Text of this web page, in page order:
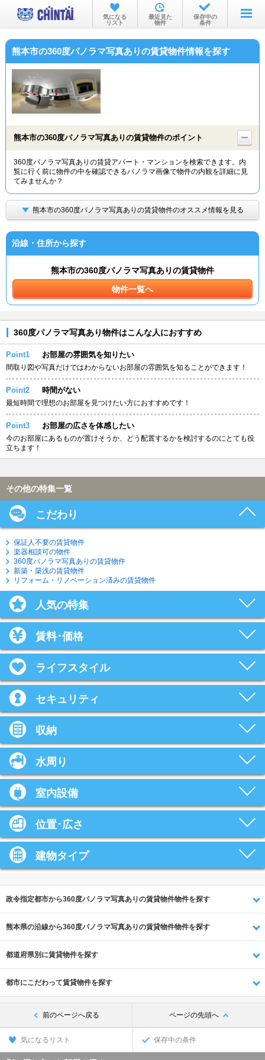
お部屋を探す
沿線・駅から
物件特集から
TOP
気になる
リスト
最近見た
物件
保存中の
条件
熊本市の360度パノラマ写真ありの賃貸物件情報を探す
熊本市の360度パノラマ写真ありの賃貸物件のポイント
360度パノラマ写真ありの賃貸アパート・マンションを検索できます。内
覧に行く前に物件の中を確認できるパノラマ画像で物件の内観を詳細に見
てみませんか？
熊本市の360度パノラマ写真ありの賃貸物件のオススメ情報を見る
沿線・住所から探す
熊本市の360度パノラマ写真ありの賃貸物件
物件一覧へ
360度パノラマ写真あり物件はこんな人におすすめ
Point1 お部屋の雰囲気を知りたい
間取り図や写真だけではわからないお部屋の雰囲気を知ることができます！
Point2 時間がない
最短時間で理想のお部屋を見つけたい方におすすめです！
Point3 お部屋の広さを体感したい
今のお部屋にあるものが置けそうか、どう配置するかを検討するのにとても役
立ちます！
その他の特集一覧
こだわり
保証人不要の賃貸物件
楽器相談可の物件
360度パノラマ写真ありの賃貸物件
新築・築浅の賃貸物件
リフォーム・リノベーション済みの賃貸物件
人気の特集
賃料･価格
ライフスタイル
セキュリティ
収納
水周り
室内設備
位置･広さ
建物タイプ
政令指定都市から360度パノラマ写真ありの賃貸物件物件を探す
熊本県の沿線から360度パノラマ写真ありの賃貸物件物件を探す
都道府県別に賃貸物件を探す
都市にこだわって賃貸物件を探す
前のページへ戻る ページの先頭へ
気になるリスト 保存中の条件